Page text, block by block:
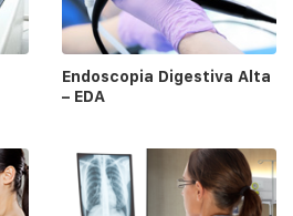
Endoscopia Digestiva Alta
– EDA